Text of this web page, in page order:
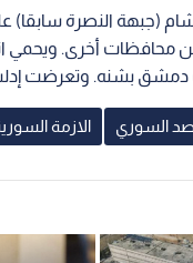
(جبهة النصرة
أخرى. ويحمي
بشنه. وتعرضت إدلب
السوري الازمة